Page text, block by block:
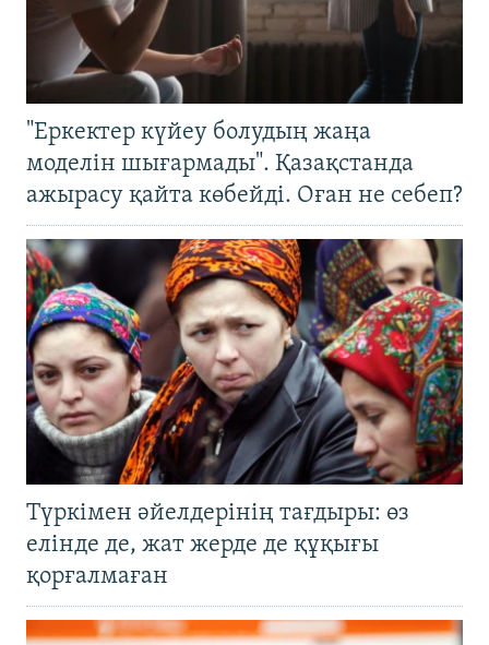
"Еркектер күйеу болудың жаңа
моделін шығармады". Қазақстанда
ажырасу қайта көбейді. Оған не себеп?
Түркімен әйелдерінің тағдыры: өз
елінде де, жат жерде де құқығы
қорғалмаған